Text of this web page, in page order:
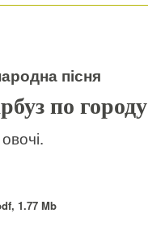
пісня
по городу
1.77 Mb